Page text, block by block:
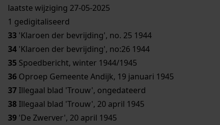
laatste wijziging 27-05-2025
1 gedigitaliseerd
33 'Klaroen der bevrijding', no. 25 1944
34 'Klaroen der bevrijding', no:26 1944
35 Spoedbericht, winter 1944/1945
36 Oproep Gemeente Andijk, 19 januari 1945
37 Illegaal blad 'Trouw', ongedateerd
38 Illegaal blad 'Trouw', 20 april 1945
39 'De Zwerver', 20 april 1945